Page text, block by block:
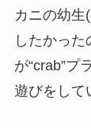
カニの幼生
したかっ
が“crab”プ
遊びをして